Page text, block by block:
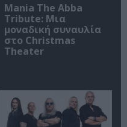
Mania The Abba
Tribute: Μια
μοναδική συναυλία
στο Christmas
Theater